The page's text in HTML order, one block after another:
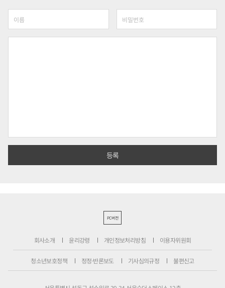
PC버전
회사소개 윤리강령 개인정보처리방침 이용자위원회
청소년보호정책 정정·반론보도 기사심의규정 불편신고